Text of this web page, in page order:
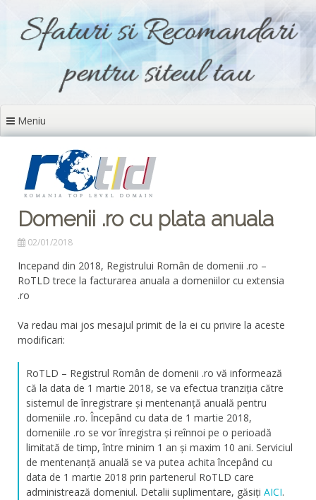
conținut
Meniu
Domenii .ro cu plata anuala
02/01/2018
Incepand din 2018, Registrului Român de domenii .ro –
RoTLD trece la facturarea anuala a domeniilor cu extensia
.ro
Va redau mai jos mesajul primit de la ei cu privire la aceste
modificari:
RoTLD – Registrul Român de domenii .ro vă informează
că la data de 1 martie 2018, se va efectua tranziția către
sistemul de înregistrare și mentenanță anuală pentru
domeniile .ro. Începând cu data de 1 martie 2018,
domeniile .ro se vor înregistra și reînnoi pe o perioadă
limitată de timp, între minim 1 an și maxim 10 ani. Serviciul
de mentenanță anuală se va putea achita începând cu
data de 1 martie 2018 prin partenerul RoTLD care
administrează domeniul. Detalii suplimentare, găsiți AICI.